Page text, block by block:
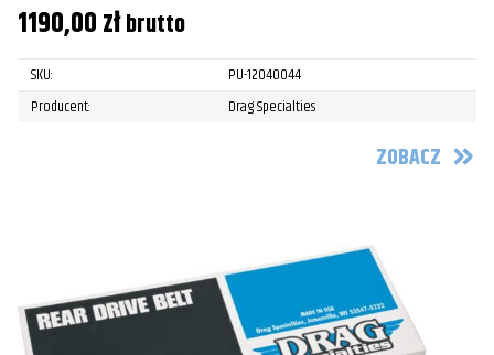
1190,00złbrutto
SKU:
PU-12040044
Producent:
Drag Specialties
ZOBACZ